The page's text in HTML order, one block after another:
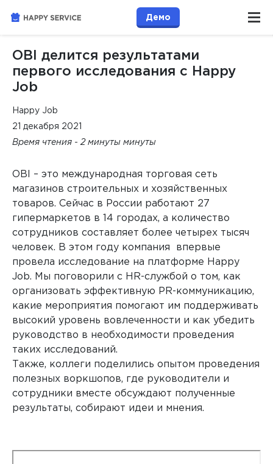
Демо
OBI делится результатами
первого исследования с Happy
Job
Happy Job
21 декабря 2021
Время чтения - 2 минуты минуты
OBI – это международная торговая сеть
магазинов строительных и хозяйственных
товаров. Сейчас в России работают 27
гипермаркетов в 14 городах, а количество
сотрудников составляет более четырех тысяч
человек. В этом году компания впервые
провела исследование на платформе Happy
Job. Мы поговорили с HR-службой о том, как
организовать эффективную PR-коммуникацию,
какие мероприятия помогают им поддерживать
высокий уровень вовлеченности и как убедить
руководство в необходимости проведения
таких исследований.
Также, коллеги поделились опытом проведения
полезных воркшопов, где руководители и
сотрудники вместе обсуждают полученные
результаты, собирают идеи и мнения.